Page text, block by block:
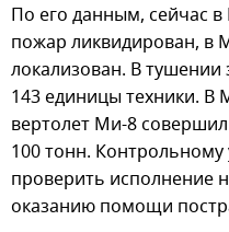
По его данным, сейчас
пожар ликвидирован, в
локализован. В тушении
143 единицы техники.
вертолет Ми-8
100 тонн.
проверить исполнение
оказанию помощи